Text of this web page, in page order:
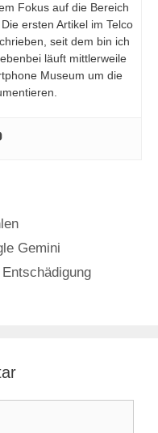
Fokus auf die Bereich
ersten Artikel im Telco
seit dem bin ich
läuft mittlerweile
Museum um die
Gemini